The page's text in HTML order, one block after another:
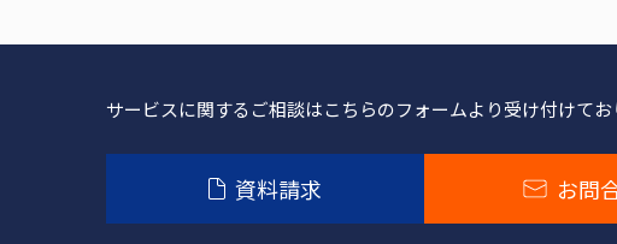
サービスに関するご相談はこちらのフォームより受け付けてお
資料請求 お問